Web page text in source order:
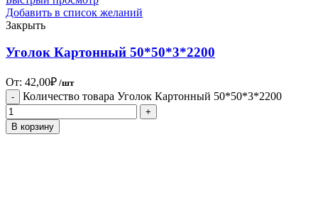
Добавить в список желаний
Закрыть
Уголок Картонный 50*50*3*2200
От: 42,00₽ /шт
Количество товара Уголок Картонный 50*50*3*2200
В корзину